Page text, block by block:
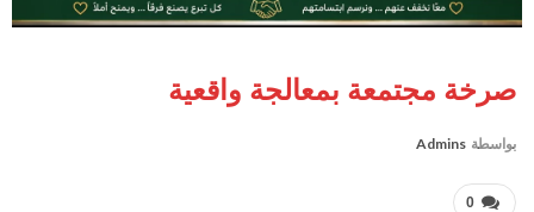
صرخة مجتمعة بمعالجة واقعية
بواسطة Admins
0